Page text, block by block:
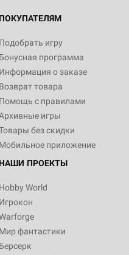
ПОКУПАТЕЛЯМ
Подобрать игру
Бонусная программа
Информация о заказе
Возврат товара
Помощь с правилами
игры
без скидки
Мобильное приложение
ПРОЕКТЫ
Hobby World
Игрокон
Мир фантастики
Берсерк